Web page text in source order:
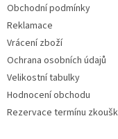
Obchodní podmínky
Reklamace
Vrácení zboží
Ochrana osobních údajů
Velikostní tabulky
Hodnocení obchodu
Rezervace termínu